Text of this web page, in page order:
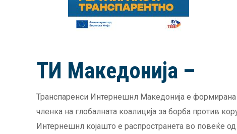
ТИ Македонија –
Транспаренси Интернешнл Македонија е
членка на глобалната коалиција за борба против
Интернешнл којашто е распространета во повеќе од